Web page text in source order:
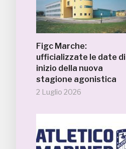
Figc Marche:
ufficializzate le date di
inizio della nuova
stagione agonistica
2 Luglio 2026